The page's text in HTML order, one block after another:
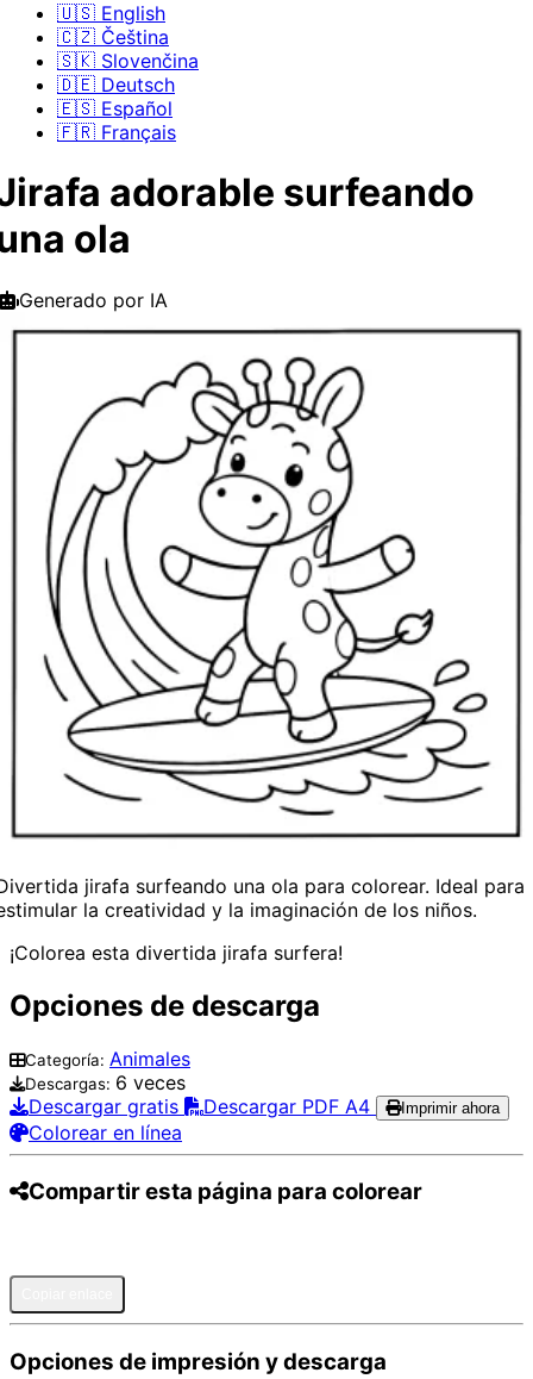
🇺🇸 English
🇨🇿 Čeština
🇸🇰 Slovenčina
🇩🇪 Deutsch
🇪🇸 Español
🇫🇷 Français
adorable surfeando
ola
Generado por IA
jirafa surfeando una ola para colorear. Ideal para
la creatividad y la imaginación de los niños.
¡Colorea esta divertida jirafa surfera!
Opciones de descarga
Categoría: Animales
Descargas: 6 veces
Descargar gratis
Descargar PDF A4 Imprimir ahora
Colorear en línea
Compartir esta página para colorear
Opciones de impresión y descarga